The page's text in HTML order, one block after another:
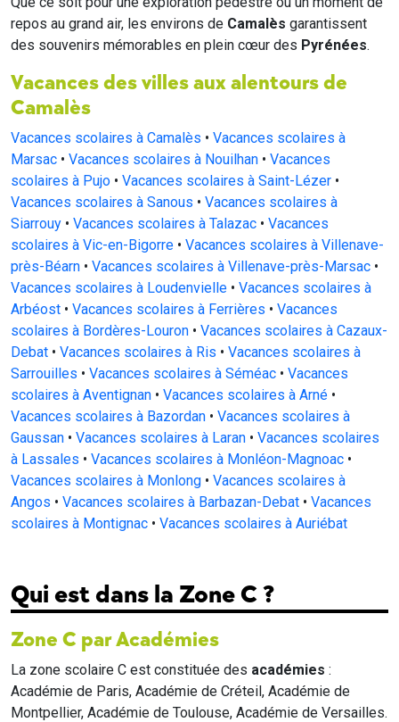
repos au grand air, les environs de Camalès garantissent
des souvenirs mémorables en plein cœur des Pyrénées.
Vacances des villes aux alentours de
Camalès
Vacances scolaires à Camalès • Vacances scolaires à
Marsac • Vacances scolaires à Nouilhan • Vacances
scolaires à Pujo • Vacances scolaires à Saint-Lézer •
Vacances scolaires à Sanous • Vacances scolaires à
Siarrouy • Vacances scolaires à Talazac • Vacances
scolaires à Vic-en-Bigorre • Vacances scolaires à Villenave-
près-Béarn • Vacances scolaires à Villenave-près-Marsac •
Vacances scolaires à Loudenvielle • Vacances scolaires à
Arbéost • Vacances scolaires à Ferrières • Vacances
scolaires à Bordères-Louron • Vacances scolaires à Cazaux-
Debat • Vacances scolaires à Ris • Vacances scolaires à
Sarrouilles • Vacances scolaires à Séméac • Vacances
scolaires à Aventignan • Vacances scolaires à Arné •
Vacances scolaires à Bazordan • Vacances scolaires à
Gaussan • Vacances scolaires à Laran • Vacances scolaires
à Lassales • Vacances scolaires à Monléon-Magnoac •
Vacances scolaires à Monlong • Vacances scolaires à
Angos • Vacances scolaires à Barbazan-Debat • Vacances
scolaires à Montignac • Vacances scolaires à Auriébat
Qui est dans la Zone C ?
Zone C par Académies
La zone scolaire C est constituée des académies :
Académie de Paris, Académie de Créteil, Académie de
Montpellier, Académie de Toulouse, Académie de Versailles.